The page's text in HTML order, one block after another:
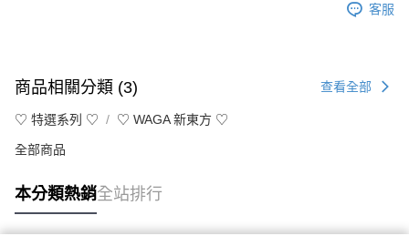
客服
商品相關分類 (3) 查看全部
♡ 特選系列 ♡ ♡ WAGA 新東方 ♡
全部商品
本分類熱銷全站排行